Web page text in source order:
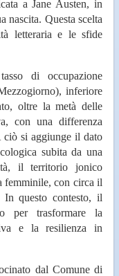
a Jane Austen, in
nascita. Questa scelta
letteraria e le sfide
di occupazione
inferiore
oltre la metà delle
con una differenza
ciò si aggiunge il dato
subita da una
il territorio jonico
femminile, con circa il
In questo contesto, il
per trasformare la
e la resilienza in
dal Comune di